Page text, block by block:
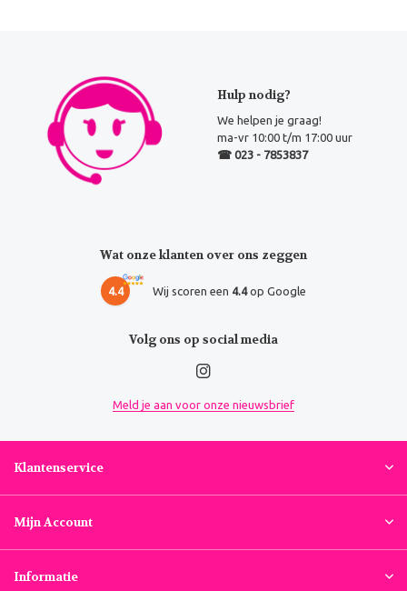
Hulp nodig?
We helpen je graag!
ma-vr 10:00 t/m 17:00 uur
☎ 023 - 7853837
Wat onze klanten over ons zeggen
4.4 Wij scoren een 4.4op Google
Volg ons op social media
Meld je aan voor onze nieuwsbrief
Klantenservice
Mijn Account
Informatie